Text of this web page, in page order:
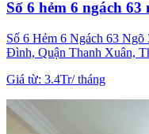
Số 6 hẻm 6 ngách
Số 6 Hẻm 6 Ngách 63
Đình, Quận Thanh Xuân,
Giá từ: 3.4Tr/tháng